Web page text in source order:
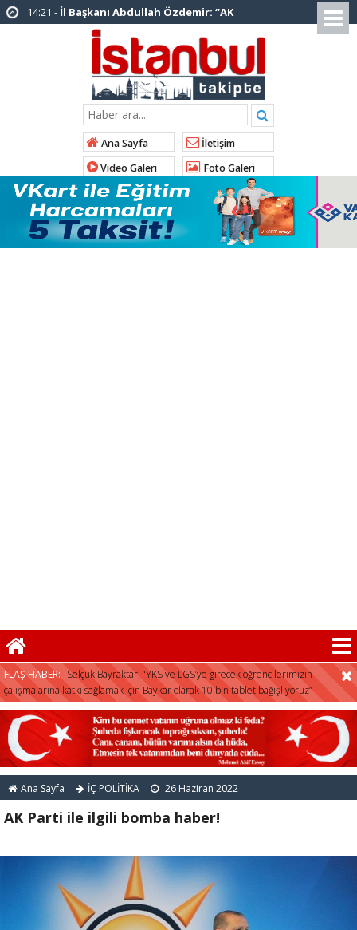
14:20 - Şadi Yazıcı, “Silivri’den alınan talimatla
hakkımda karalama kampanyası yürütülüyor”
AK Parti’ye katılan ilçe belediye
başkanlarından İl Başkanı Özdemir’e ziyaret
Tuzla Belediye Başkanı Eren Ali
Bingöl’den İBB’ye tepki
İstanbul Emniyet Müdürlüğünden
“Gök Kubbe’de, Mavi Vatan’da, Şanlı Topraklarda:
İstanbul Emniyeti Her Yerde” paylaşımı
19:26 -Çekmeköy Belediye Başkanı Orhan
Çerkez AK Parti’ye katıldı
Ana Sayfa
İletişim
Video Galeri
Foto Galeri
FLAŞ HABER: Selçuk Bayraktar, “YKS ve LGS’ye girecek öğrencilerimizin
çalışmalarına katkı sağlamak için Baykar olarak 10 bin tablet bağışlıyoruz”
Ana Sayfa İÇ POLİTİKA 26 Haziran 2022
AK Parti ile ilgili bomba haber!